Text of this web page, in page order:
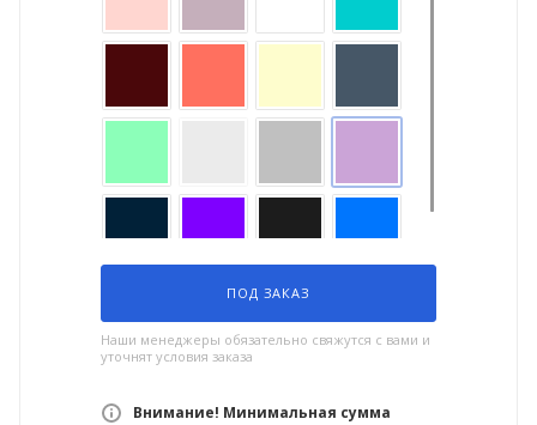
ПОД ЗАКАЗ
Наши менеджеры обязательно свяжутся с вами и
уточнят условия заказа
Внимание! Минимальная сумма